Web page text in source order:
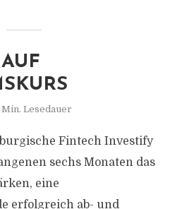
Min. Lesedauer
Fintech Investify
sechs Monaten das
eine
erfolgreich ab- und